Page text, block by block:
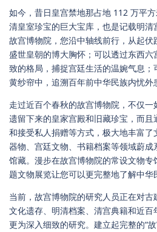
如今，昔日皇宫禁地那占地 112 万平
清皇室珍宝的巨大宝库，也是记载明
故宫博物院，您沿中轴线前行，从起
盛世皇朝的博大胸怀；可以透过东西
致的格局，捕捉宫廷生活的温婉气息
黄纱帘中，追溯百年前中华民族内忧外
走过近百个春秋的故宫博物院，不仅
遗留下来的皇家宫殿和旧藏珍宝，而
和接受私人捐赠等方式，极大地丰富
器物、宫廷文物、书籍档案等领域蔚
馆藏。漫步在故宫博物院的常设文物
题文物展览让您可以更完整地了解中华
当前，故宫博物院的研究人员正在对
文化遗存、明清档案、清宫典籍和近
更为深入细致的研究。建立起完整的“